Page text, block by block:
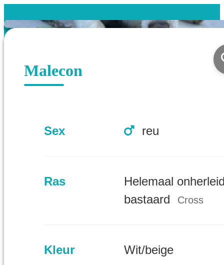
Malecon
Sex reu
Ras
Helemaal
bastaard
Cross
Kleur Wit/beige